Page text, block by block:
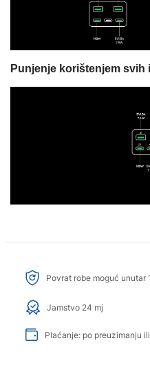
Punjenje korištenjem svih
Povrat robe moguć unutar
Jamstvo 24 mj
Plaćanje: po preuzimanju